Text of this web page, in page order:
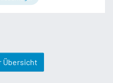
Übersicht